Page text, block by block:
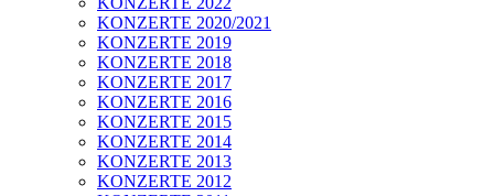
KONZERTE 2020/2021
KONZERTE 2019
KONZERTE 2018
KONZERTE 2017
KONZERTE 2016
KONZERTE 2015
KONZERTE 2014
KONZERTE 2013
KONZERTE 2012